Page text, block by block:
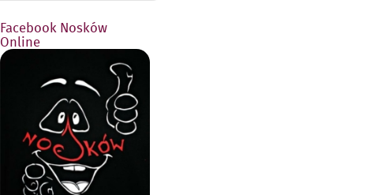
Facebook Nosków
Online